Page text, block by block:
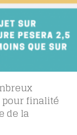
pour finalité
de la